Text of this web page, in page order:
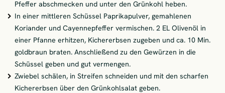
Pfeffer abschmecken und unter den Grünkohl heben.
In einer mittleren Schüssel Paprikapulver, gemahlenen
Koriander und Cayennepfeffer vermischen. 2 EL Olivenöl in
einer Pfanne erhitzen, Kichererbsen zugeben und ca. 10 Min.
goldbraun braten. Anschließend zu den Gewürzen in die
Schüssel geben und gut vermengen.
Zwiebel schälen, in Streifen schneiden und mit den scharfen
Kichererbsen über den Grünkohlsalat geben.